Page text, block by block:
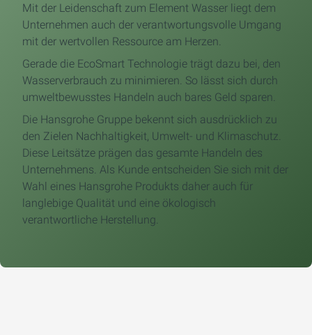
Mit der Leidenschaft zum Element Wasser liegt dem
Unternehmen auch der verantwortungsvolle Umgang
mit der wertvollen Ressource am Herzen.
Gerade die EcoSmart Technologie trägt dazu bei, den
Wasserverbrauch zu minimieren. So lässt sich durch
umweltbewusstes Handeln auch bares Geld sparen.
Die Hansgrohe Gruppe bekennt sich ausdrücklich zu
den Zielen Nachhaltigkeit, Umwelt- und Klimaschutz.
Diese Leitsätze prägen das gesamte Handeln des
Unternehmens. Als Kunde entscheiden Sie sich mit der
Wahl eines Hansgrohe Produkts daher auch für
langlebige Qualität und eine ökologisch
verantwortliche Herstellung.